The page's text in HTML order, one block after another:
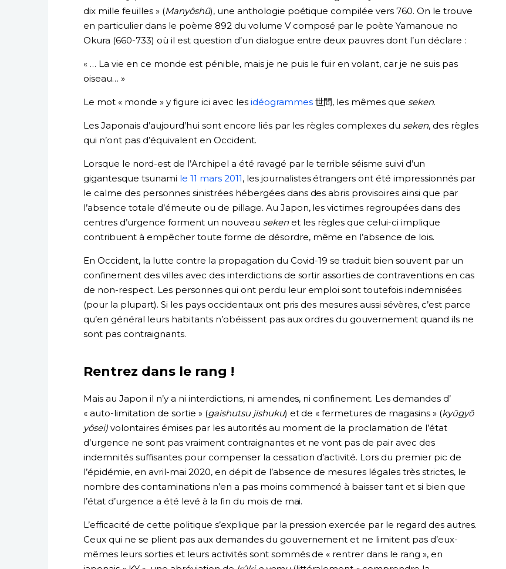
dix mille feuilles » (Manyôshû), une anthologie poétique compilée vers 760. On le trouve
en particulier dans le poème 892 du volume V composé par le poète Yamanoue no
Okura (660-733) où il est question d’un dialogue entre deux pauvres dont l’un déclare :
« … La vie en ce monde est pénible, mais je ne puis le fuir en volant, car je ne suis pas
oiseau… »
Le mot « monde » y figure ici avec les idéogrammes世間, les mêmes que seken.
Les Japonais d’aujourd’hui sont encore liés par les règles complexes du seken, des règles
qui n’ont pas d’équivalent en Occident.
Lorsque le nord-est de l’Archipel a été ravagé par le terrible séisme suivi d’un
gigantesque tsunami le 11 mars 2011, les journalistes étrangers ont été impressionnés par
le calme des personnes sinistrées hébergées dans des abris provisoires ainsi que par
l’absence totale d’émeute ou de pillage. Au Japon, les victimes regroupées dans des
centres d’urgence forment un nouveau sekenet les règles que celui-ci implique
contribuent à empêcher toute forme de désordre, même en l’absence de lois.
En Occident, la lutte contre la propagation du Covid-19 se traduit bien souvent par un
confinement des villes avec des interdictions de sortir assorties de contraventions en cas
de non-respect. Les personnes qui ont perdu leur emploi sont toutefois indemnisées
(pour la plupart). Si les pays occidentaux ont pris des mesures aussi sévères, c’est parce
qu’en général leurs habitants n’obéissent pas aux ordres du gouvernement quand ils ne
sont pas contraignants.
Rentrez dans le rang !
Mais au Japon il n’y a ni interdictions, ni amendes, ni confinement. Les demandes d’
« auto-limitation de sortie » (gaishutsu jishuku) et de « fermetures de magasins » (kyûgyô
yôsei)volontaires émises par les autorités au moment de la proclamation de l’état
d’urgence ne sont pas vraiment contraignantes et ne vont pas de pair avec des
indemnités suffisantes pour compenser la cessation d’activité. Lors du premier pic de
l’épidémie, en avril-mai 2020, en dépit de l’absence de mesures légales très strictes, le
nombre des contaminations n’en a pas moins commencé à baisser tant et si bien que
l’état d’urgence a été levé à la fin du mois de mai.
L’efficacité de cette politique s’explique par la pression exercée par le regard des autres.
Ceux qui ne se plient pas aux demandes du gouvernement et ne limitent pas d’eux-
mêmes leurs sorties et leurs activités sont sommés de « rentrer dans le rang », en